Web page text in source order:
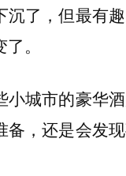
沉了，但最有
。
小城市的豪华
备，还是会发